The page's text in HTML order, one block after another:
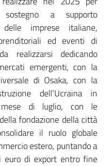
a supporto
delle imprese italiane,
ed eventi di
realizzarsi dedicando
emergenti, con la
di Osaka, con la
dell’Ucraina in
di luglio, con le
fondazione della città
il ruolo globale
estero, puntando a
euro di export entro fine